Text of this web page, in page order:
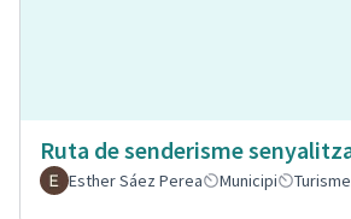
Ruta de senderisme
Esther Sáez Perea
Municipi